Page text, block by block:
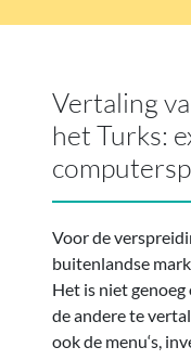
Vertaling
het Turks:
Voor de
buitenlandse
Het is niet genoeg
de andere te
ook de menu‘s,